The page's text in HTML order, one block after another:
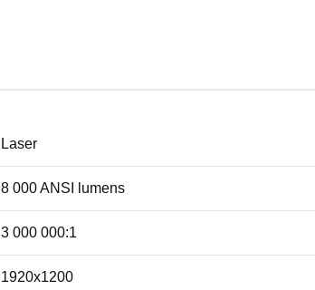
Laser
8 000 ANSI lumens
3 000 000:1
1920x1200